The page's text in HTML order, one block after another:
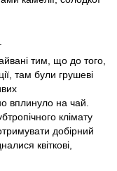
тим, що до того,
там були грушеві
вплинуло на чай.
клімату
добірний
квіткові,